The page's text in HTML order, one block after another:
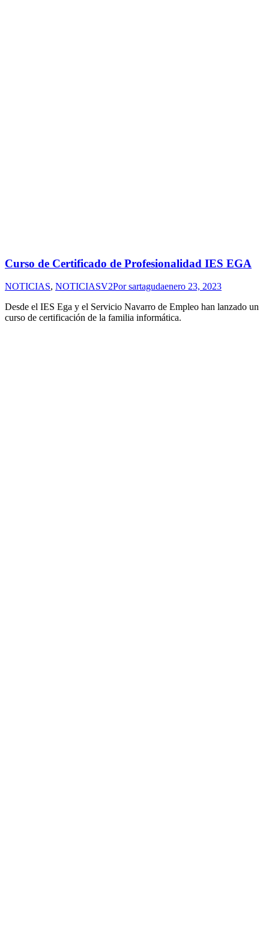
Curso de Certificado de Profesionalidad IES EGA
NOTICIAS, NOTICIASV2Porsartagudaenero 23, 2023
Desde el IES Ega y el Servicio Navarro de Empleo han lanzado un
curso de certificación de la familia informática.